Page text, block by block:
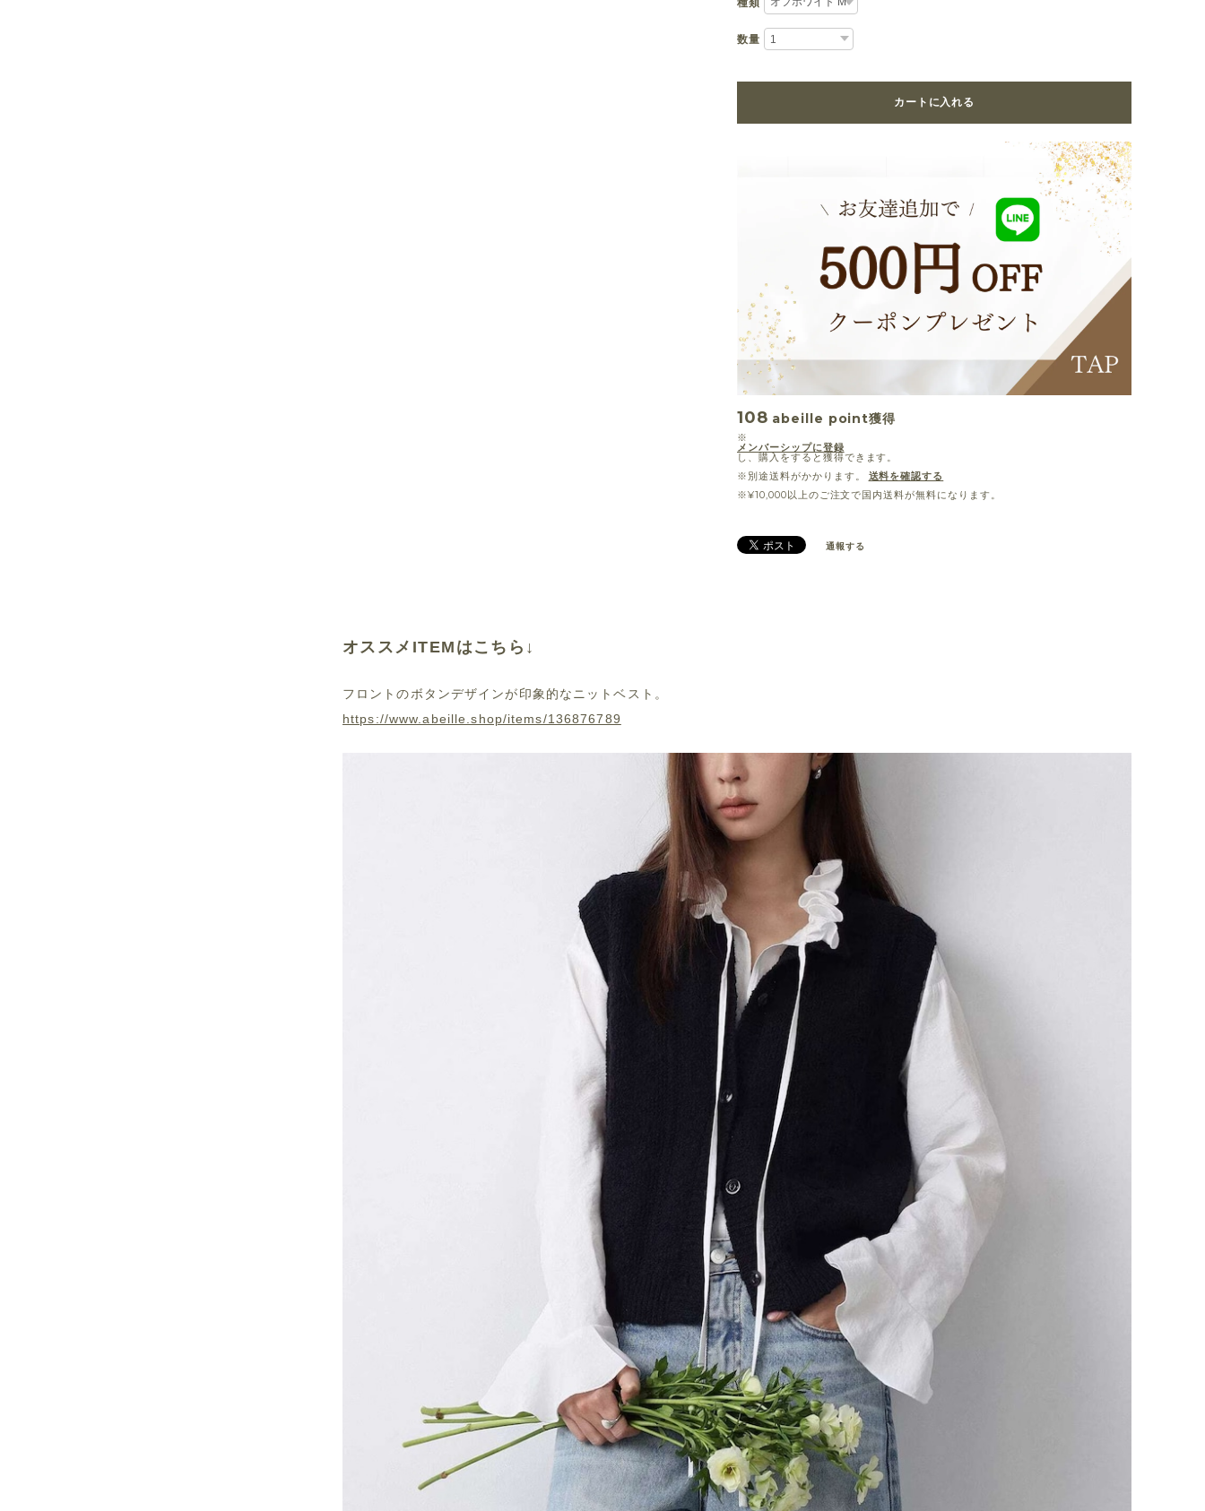
種類
数量
カートに入れる
108 abeille point獲得
※
メンバーシップに登録
し、購入をすると獲得できます。
※別途送料がかかります。
送料を確認する
※¥10,000以上のご注文で国内送料が無料になります。
通報する
オススメITEMはこちら↓
フロントのボタンデザインが印象的なニットベスト。
https://www.abeille.shop/items/136876789